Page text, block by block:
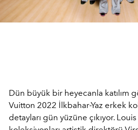
Dün büyük bir heyecanla katılım
Vuitton 2022 İlkbahar-Yaz erkek
detayları gün yüzüne çıkıyor.